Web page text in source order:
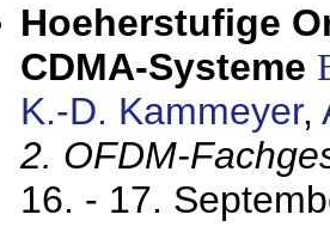
Hoeherstufige
CDMA-Systeme
K.-D. Kammeyer,
2. OFDM-
16. - 17.